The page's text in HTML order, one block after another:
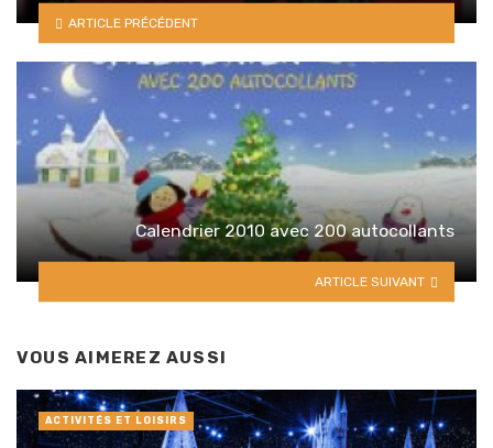
ARTICLE PRÉCÉDENT
Calendrier 2010 avec 200 autocollants
ARTICLE SUIVANT
VOUS AIMEREZ AUSSI
ACTIVITÉS ET LOISIRS